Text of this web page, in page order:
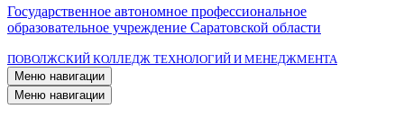
Государственное автономное профессиональное
образовательное учреждение Саратовской области
ПОВОЛЖСКИЙ КОЛЛЕДЖ ТЕХНОЛОГИЙ И МЕНЕДЖМЕНТА
Меню навигации
Меню навигации